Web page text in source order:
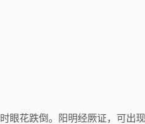
眼花跌倒。阳明经厥证，可出